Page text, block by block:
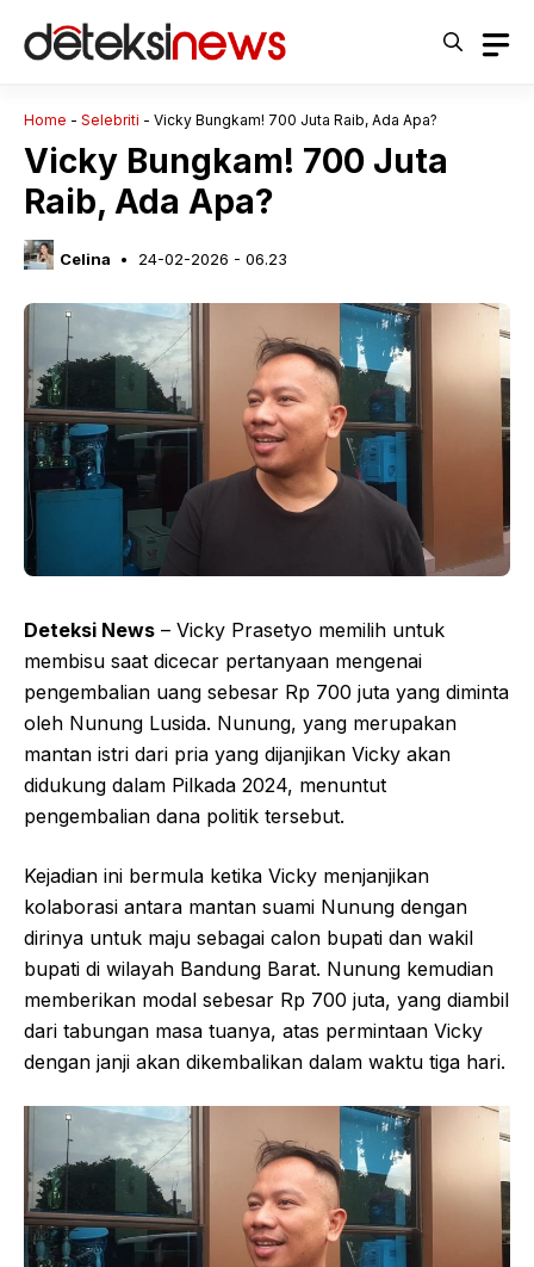
Home - Selebriti - Vicky Bungkam! 700 Juta Raib, Ada Apa?
Vicky Bungkam! 700 Juta
Raib, Ada Apa?
Celina 24-02-2026 - 06.23
Deteksi News – Vicky Prasetyo memilih untuk
membisu saat dicecar pertanyaan mengenai
pengembalian uang sebesar Rp 700 juta yang diminta
oleh Nunung Lusida. Nunung, yang merupakan
mantan istri dari pria yang dijanjikan Vicky akan
didukung dalam Pilkada 2024, menuntut
pengembalian dana politik tersebut.
Kejadian ini bermula ketika Vicky menjanjikan
kolaborasi antara mantan suami Nunung dengan
dirinya untuk maju sebagai calon bupati dan wakil
bupati di wilayah Bandung Barat. Nunung kemudian
memberikan modal sebesar Rp 700 juta, yang diambil
dari tabungan masa tuanya, atas permintaan Vicky
dengan janji akan dikembalikan dalam waktu tiga hari.